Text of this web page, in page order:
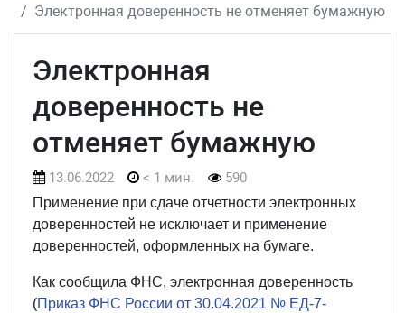
Электронная доверенность не отменяет бумажную
Электронная
доверенность не
отменяет бумажную
13.06.2022 < 1 мин. 590
Применение при сдаче отчетности электронных
доверенностей не исключает и применение
доверенностей, оформленных на бумаге.
Как сообщила ФНС, электронная доверенность
(Приказ ФНС России от 30.04.2021 № ЕД-7-